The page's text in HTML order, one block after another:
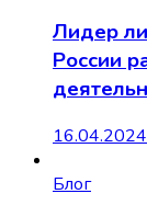
Лидер
России
16.04.2024
Блог